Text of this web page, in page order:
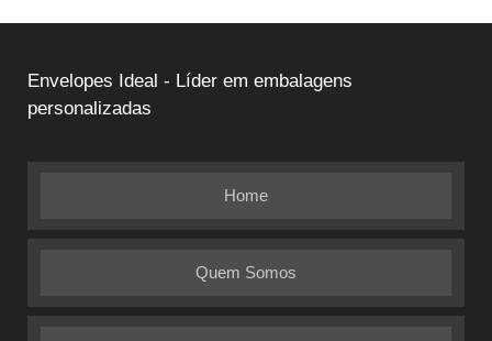
Envelopes Ideal - Líder em embalagens
personalizadas
Home
Quem Somos